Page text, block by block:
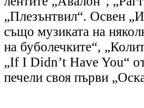
„Плезънтвил“. Освен
също музиката на
на буболечките“,
„If I Didn’t Have You“
печели своя първи